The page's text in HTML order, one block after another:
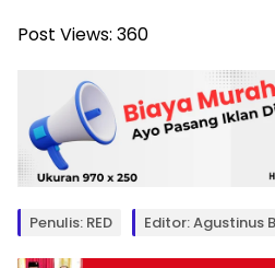
Post Views: 360
Penulis: RED Editor: Agustinus